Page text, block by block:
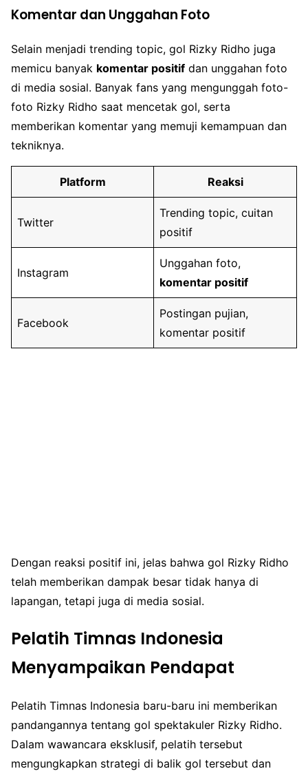
Komentar dan Unggahan Foto
Selain menjadi trending topic, gol Rizky Ridho juga
memicu banyak komentar positif dan unggahan foto
di media sosial. Banyak fans yang mengunggah foto-
foto Rizky Ridho saat mencetak gol, serta
memberikan komentar yang memuji kemampuan dan
tekniknya.
Platform Reaksi
Twitter
Trending topic, cuitan
positif
Instagram
Unggahan foto,
komentar positif
Facebook
Postingan pujian,
komentar positif
Dengan reaksi positif ini, jelas bahwa gol Rizky Ridho
telah memberikan dampak besar tidak hanya di
lapangan, tetapi juga di media sosial.
Pelatih Timnas Indonesia
Menyampaikan Pendapat
Pelatih Timnas Indonesia baru-baru ini memberikan
pandangannya tentang gol spektakuler Rizky Ridho.
Dalam wawancara eksklusif, pelatih tersebut
mengungkapkan strategi di balik gol tersebut dan